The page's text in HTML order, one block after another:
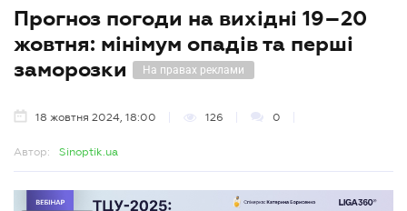
Прогноз погоди на вихідні 19–20
жовтня: мінімум опадів та перші
заморозки
На правах реклами
18 жовтня 2024, 18:00 126 0
Автор: Sinoptik.ua